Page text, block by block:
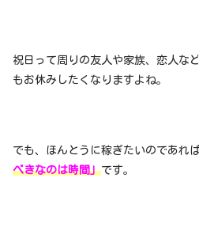
祝日って周りの友人や家族、恋人な
もお休みしたくなりますよね。
でも、ほんとうに稼ぎたいのであれば
べきなのは時間」です。